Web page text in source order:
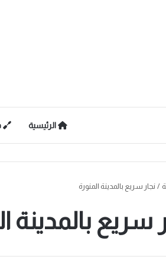
الرئيسية
/ نجار سريع بالمدينة المنورة
سريع بالمدينة